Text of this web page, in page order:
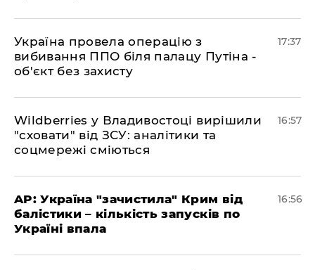
​Україна провела операцію з
вибивання ППО біля палацу Путіна -
об'єкт без захисту
17:37
​Wildberries у Владивостоці вирішили
"сховати" від ЗСУ: аналітики та
соцмережі сміються
16:57
​AP: Україна "зачистила" Крим від
балістики – кількість запусків по
Україні впала
16:56